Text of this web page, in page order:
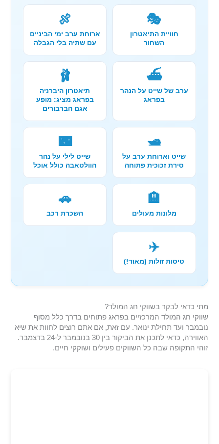
🎭
חוויית התיאטרון
השחור
🍖
ארוחת ערב ימי הביניים
עם שתיה בלי הגבלה
⛴️
ערב של שייט על הנהר
בפראג
🩰
תיאטרון היברניה
בפראג מציג: מופע
אגם הברבורים
🛥️
שייט וארוחת ערב על
סירת זכוכית פתוחה
🌃
שייט לילי על נהר
הוולטאבה כולל אוכל
🏨
מלונות מעולים
🚗
השכרת רכב
✈️
טיסות זולות (מאוד!)
מתי כדאי לבקר בשווקי חג המולד?
שווקי חג המולד המרכזיים בפראג פתוחים בדרך כלל מסוף
נובמבר ועד תחילת ינואר. עם זאת, אם אתם רוצים לחוות את שיא
האווירה, כדאי לתכנן את הביקור בין 30 בנובמבר ל-24 בדצמבר.
זוהי התקופה שבה כל השווקים פעילים ושוקקי חיים.